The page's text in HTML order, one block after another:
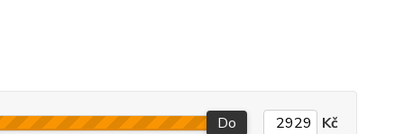
Do Kč